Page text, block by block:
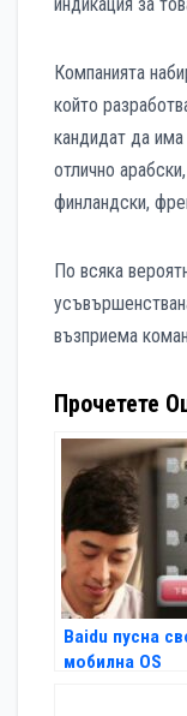
индикация за
Компанията
който
кандидат да има
отлично
финландски,
По всяка
възприема
Прочетете
Baidu пусна
мобилна OS